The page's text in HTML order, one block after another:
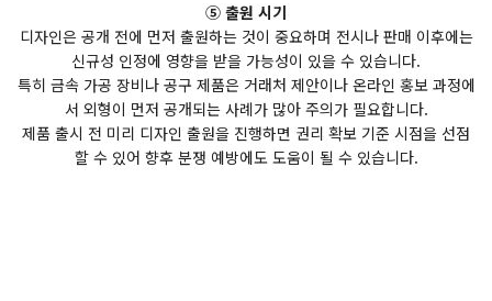
⑤ 출원 시기
디자인은 공개 전에 먼저 출원하는 것이 중요하며 전시나 판매 이후에는
신규성 인정에 영향을 받을 가능성이 있을 수 있습니다.
특히 금속 가공 장비나 공구 제품은 거래처 제안이나 온라인 홍보 과정에
서 외형이 먼저 공개되는 사례가 많아 주의가 필요합니다.
제품 출시 전 미리 디자인 출원을 진행하면 권리 확보 기준 시점을 선점
할 수 있어 향후 분쟁 예방에도 도움이 될 수 있습니다.